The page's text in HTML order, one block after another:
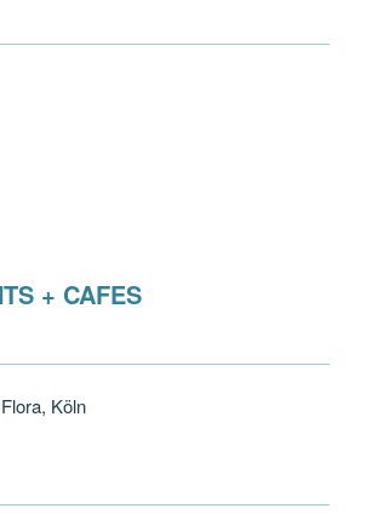
+ CAFES
Köln